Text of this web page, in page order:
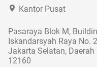
Kantor Pusat
Pasaraya Blok M,
Iskandarsyah Raya No.
Jakarta Selatan,
12160